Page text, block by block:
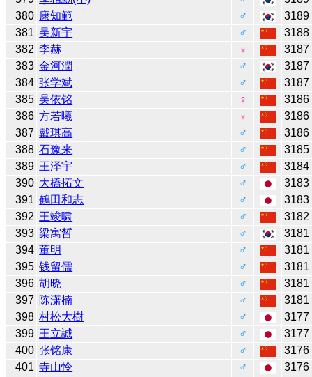
380 康知範 ♂
3189
381 吴新宇 ♂
3188
382 李赫 ♀
3187
383 金河潤 ♂
3187
384 张学斌 ♂
3187
385 吴依铭 ♀
3186
386 方若曦 ♀
3186
387 戴琪高 ♂
3186
388 石豫来 ♂
3185
389 王泽宇 ♂
3184
390 大橋拓文 ♂
3183
391 鶴田和志 ♂
3183
392 王竣啸 ♂
3182
393 梁寓晳 ♂
3181
394 董明 ♂
3181
395 钱留儒 ♂
3181
396 胡晓 ♂
3181
397 陈潇楠 ♂
3181
398 村松大樹 ♂
3177
399 王立誠 ♂
3177
400 张铭康 ♂
3176
401 寺山怜 ♂
3176